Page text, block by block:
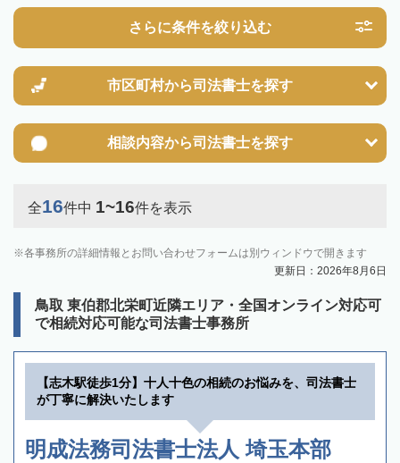
不動産を相続した場合、相続を知った日から3年以内に登記しないと、
10万円以下の過料が科せられるため、速やかな手続きが必要です。義務
化前の相続も対象となるため注意しましょう。
す。その他の相続手続きも任せることが可能です。
また、義務化に伴い、相続人申告登記制度が創設されました。遺産分割
の話し合いがまとまらず登記できない場合は、この制度の活用を検討し
さらに条件を絞り込む
市区町村から司法書士を探す
相談内容から司法書士を探す
全16件中 1~16件を表示
各事務所の詳細情報とお問い合わせフォームは別ウィンドウで開きます
更新日：2026年8月6日
鳥取 東伯郡北栄町近隣エリア・全国オンライン対応可
で相続対応可能な司法書士事務所
【志木駅徒歩1分】十人十色の相続のお悩みを、司法書士
が丁寧に解決いたします
明成法務司法書士法人 埼玉本部